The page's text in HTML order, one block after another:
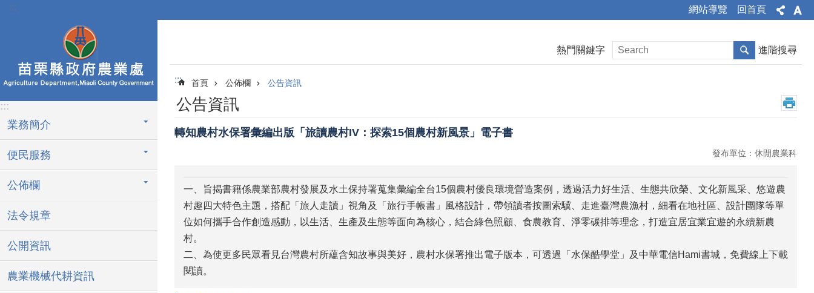
跳到主要內容區塊
::: 網站導覽 回首頁
:::
業務簡介
便民服務
公佈欄
法令規章
公開資訊
農業機械代耕資訊
熱門關鍵字 進階搜尋
::: 首頁 公佈欄 公告資訊
公告資訊
轉知農村水保署彙編出版「旅讀農村IV：探索15個農村新風景」電子書
發布單位：休閒農業科
一、旨揭書籍係農業部農村發展及水土保持署蒐集彙編全台15個農村優良環境營造案例，透過活力好生活、生態共欣榮、文化新風采、悠遊農
村趣四大特色主題，搭配「旅人走讀」視角及「旅行手帳書」風格設計，帶領讀者按圖索驥、走進臺灣農漁村，細看在地社區、設計團隊等單
位如何攜手合作創造感動，以生活、生產及生態等面向為核心，結合綠色照顧、食農教育、淨零碳排等理念，打造宜居宜業宜遊的永續新農
村。
二、為使更多民眾看見台灣農村所蘊含知故事與美好，農村水保署推出電子版本，可透過「水保酷學堂」及中華電信Hami書城，免費線上下載
閱讀。